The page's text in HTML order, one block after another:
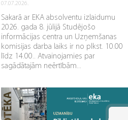
07.07.2026.
Sakarā ar EKA absolventu izlaidumu
2026. gada 8. jūlijā Studējošo
informācijas centra un Uzņemšanas
komisijas darba laiks ir no plkst. 10.00
līdz 14.00.. Atvainojamies par
sagādātajām neērtībām...